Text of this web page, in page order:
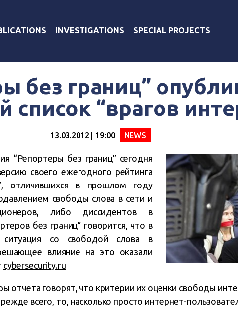
INVESTIGATIONS SPECIAL PROJECTS
без границ”
список “врагов
13.03.2012 | 19:00 NEWS
“Репортеры без границ” сегодня
своего ежегодного рейтинга
отличившихся в прошлом году
свободы слова в сети и
либо диссидентов в
без границ” говорится, что в
со свободой слова в
влияние на это оказали
cybersecurity.ru
отчета говорят, что критерии их оценки свободы
всего, то, насколько просто интернет-